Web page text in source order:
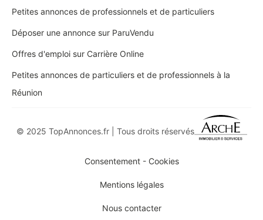
Petites annonces de professionnels et de particuliers
Déposer une annonce sur ParuVendu
Offres d'emploi sur Carrière Online
Petites annonces de particuliers et de professionnels à la
Réunion
© 2025 TopAnnonces.fr | Tous droits réservés
Consentement - Cookies
Mentions légales
Nous contacter